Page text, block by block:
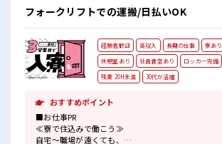
フォークリフトでの運搬/日払いOK
経験者歓迎 高収入 長期の仕事 寮あり
休憩室あり
社員食堂あり ロッカー完備
残業 20H未満
30代が活躍
おすすめポイント
■お仕事PR
≪寮で住込みで働こう≫
自宅～職場が遠くても、